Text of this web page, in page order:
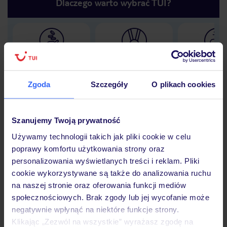
Zgoda Szczegóły O plikach cookies
Szanujemy Twoją prywatność
Używamy technologii takich jak pliki cookie w celu
poprawy komfortu użytkowania strony oraz
personalizowania wyświetlanych treści i reklam. Pliki
cookie wykorzystywane są także do analizowania ruchu
na naszej stronie oraz oferowania funkcji mediów
społecznościowych. Brak zgody lub jej wycofanie może
negatywnie wpłynąć na niektóre funkcje strony.
Klikając „Zezwól na wszystkie” wyrażasz zgodę na
Lider niskich cen 30 lat w
Hotel
Opinie
Pokoje